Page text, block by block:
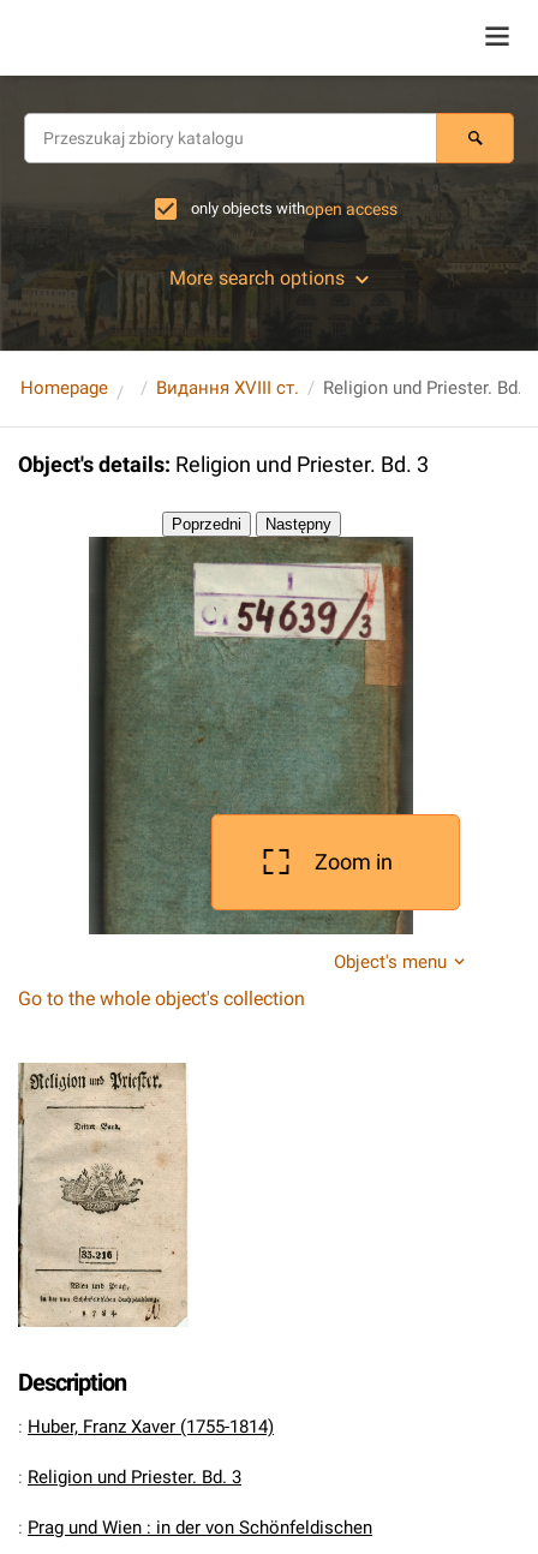
only objects withopen access
More search options
Homepage Видання XVIII ст. Religion und Priester. Bd. 3
Object's details: Religion und Priester. Bd. 3
Zoom in
Object's menu
Go to the whole object's collection
Description
: Huber, Franz Xaver (1755-1814)
: Religion und Priester. Bd. 3
: Prag und Wien : in der von Schönfeldischen